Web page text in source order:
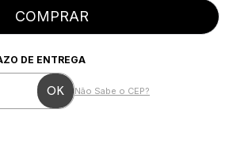
COMPRAR
DE ENTREGA
Não Sabe o CEP?